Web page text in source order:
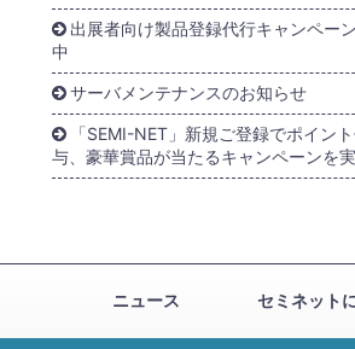
出展者向け製品登録代行キャンペー
中
サーバメンテナンスのお知らせ
「SEMI-NET」新規ご登録でポイン
与、豪華賞品が当たるキャンペーンを
ニュース セミネット